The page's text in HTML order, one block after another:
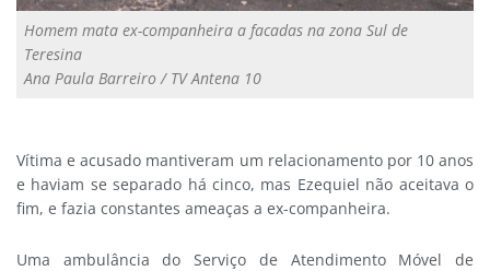
Homem mata ex-companheira a facadas na zona Sul de
Teresina
Ana Paula Barreiro / TV Antena 10
Vítima e acusado mantiveram um relacionamento por 10 anos
e haviam se separado há cinco, mas Ezequiel não aceitava o
fim, e fazia constantes ameaças a ex-companheira.
Uma ambulância do Serviço de Atendimento Móvel de